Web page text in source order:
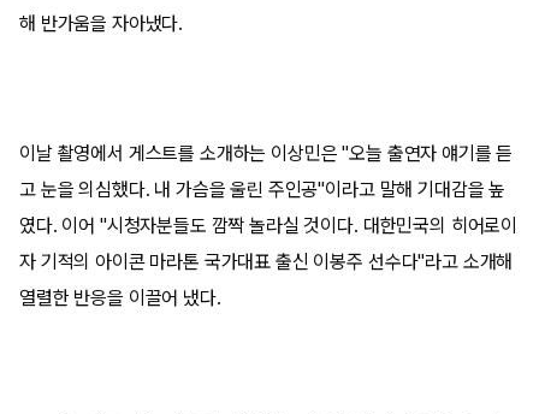
해 반가움을 자아냈다.
이날 촬영에서 게스트를 소개하는 이상민은 "오늘 출연자 얘기를 듣
고 눈을 의심했다. 내 가슴을 울린 주인공"이라고 말해 기대감을 높
였다. 이어 "시청자분들도 깜짝 놀라실 것이다. 대한민국의 히어로이
자 기적의 아이콘 마라톤 국가대표 출신 이봉주 선수다"라고 소개해
열렬한 반응을 이끌어 냈다.